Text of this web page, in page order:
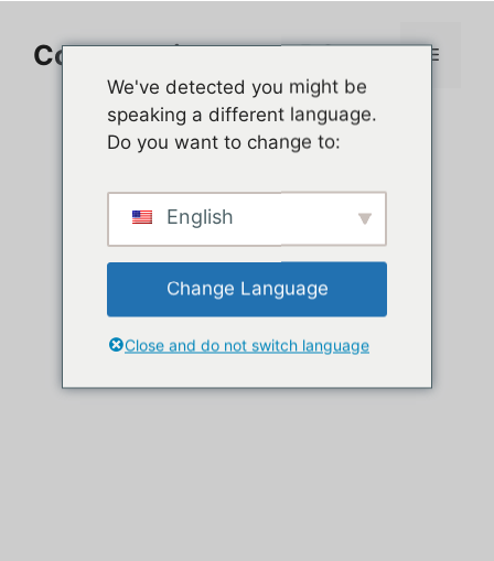
contenuComment jouer sur PC Menu
We've detected you might be
speaking a different language.
Do you want to change to:
English
Change Language
Close and do not switch language